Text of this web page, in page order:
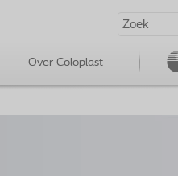
Over Coloplast